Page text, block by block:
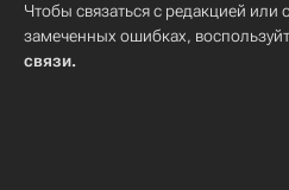
Чтобы связаться с редакцией или
замеченных ошибках,
связи.